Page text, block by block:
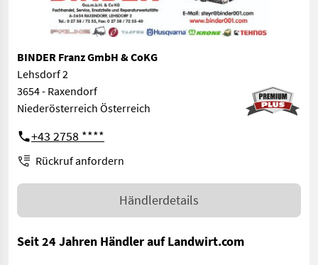
BINDER Franz GmbH & CoKG
Lehsdorf 2
3654 - Raxendorf
Niederösterreich Österreich
+43 2758 ****
Rückruf anfordern
Händlerdetails
Seit 24 Jahren Händler auf Landwirt.com